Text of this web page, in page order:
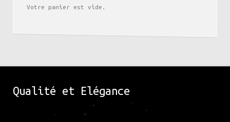
Votre panier est vide.
Qualité et Elégance